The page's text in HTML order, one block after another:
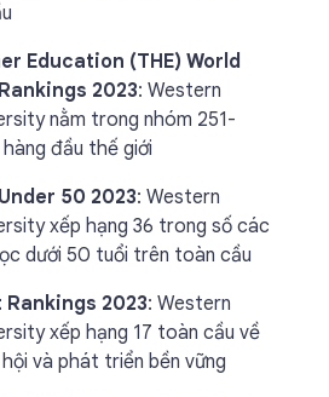
Education (THE) World
2023: Western
nằm trong nhóm 251-
đầu thế giới
50 2023: Western
xếp hạng 36 trong số các
dưới 50 tuổi trên toàn cầu
Rankings 2023: Western
xếp hạng 17 toàn cầu về
và phát triển bền vững